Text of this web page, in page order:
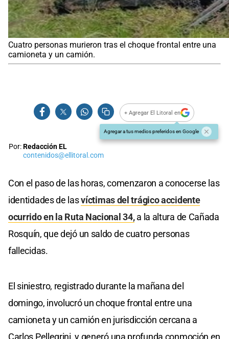
Cuatro personas murieron tras el choque frontal entre una
camioneta y un camión.
+ Agregar El Litoral en
Agregar a tus medios preferidos en Google
Por:Redacción EL
contenidos@ellitoral.com
Con el paso de las horas, comenzaron a conocerse las
identidades de lasvíctimas del trágico accidente
ocurrido en la Ruta Nacional 34,a la altura de Cañada
Rosquín, que dejó un saldo de cuatro personas
fallecidas.
El siniestro, registrado durante la mañana del
domingo, involucró un choque frontal entre una
camioneta y un camión en jurisdicción cercana a
Carlos Pellegrini, y generó una profunda conmoción en